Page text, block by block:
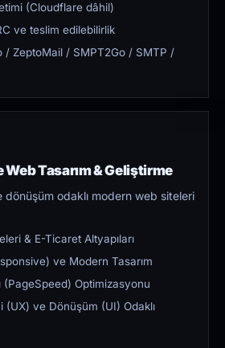
(Cloudflare dâhil)
ve teslim edilebilirlik
/ ZeptoMail / SMPT2Go / SMTP /
Tasarım & Geliştirme
dönüşüm odaklı modern web siteleri
& E-Ticaret Altyapıları
ve Modern Tasarım
(PageSpeed) Optimizasyonu
(UX) ve Dönüşüm (UI) Odaklı